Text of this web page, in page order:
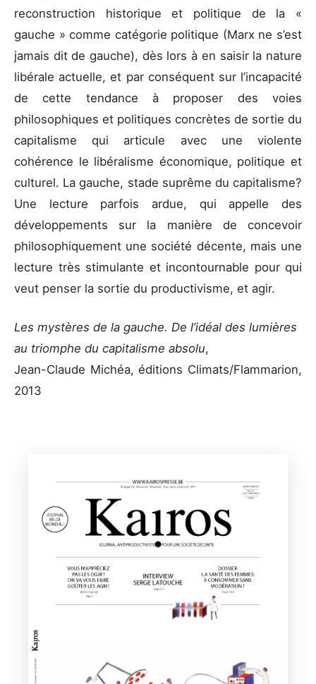
reconstruction historique et politique de la «
gauche » comme catégorie politique (Marx ne s’est
jamais dit de gauche), dès lors à en saisir la nature
libérale actuelle, et par conséquent sur l’incapacité
de cette tendance à proposer des voies
philosophiques et politiques concrètes de sortie du
capitalisme qui articule avec une violente
cohérence le libéralisme économique, politique et
culturel. La gauche, stade suprême du capitalisme?
Une lecture parfois ardue, qui appelle des
développements sur la manière de concevoir
philosophiquement une société décente, mais une
lecture très stimulante et incontournable pour qui
veut penser la sortie du productivisme, et agir.
Les mystères de la gauche. De l’idéal des lumières
au triomphe du capitalisme absolu,
Jean-Claude Michéa, éditions Climats/Flammarion,
2013